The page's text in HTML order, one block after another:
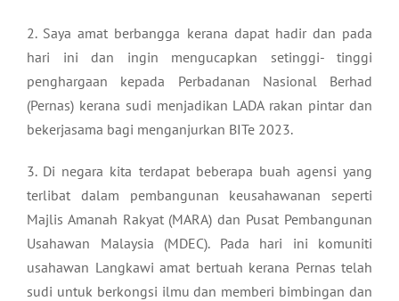
2. Saya amat berbangga kerana dapat hadir dan pada
hari ini dan ingin mengucapkan setinggi- tinggi
penghargaan kepada Perbadanan Nasional Berhad
(Pernas) kerana sudi menjadikan LADA rakan pintar dan
bekerjasama bagi menganjurkan BITe 2023.
3. Di negara kita terdapat beberapa buah agensi yang
terlibat dalam pembangunan keusahawanan seperti
Majlis Amanah Rakyat (MARA) dan Pusat Pembangunan
Usahawan Malaysia (MDEC). Pada hari ini komuniti
usahawan Langkawi amat bertuah kerana Pernas telah
sudi untuk berkongsi ilmu dan memberi bimbingan dan